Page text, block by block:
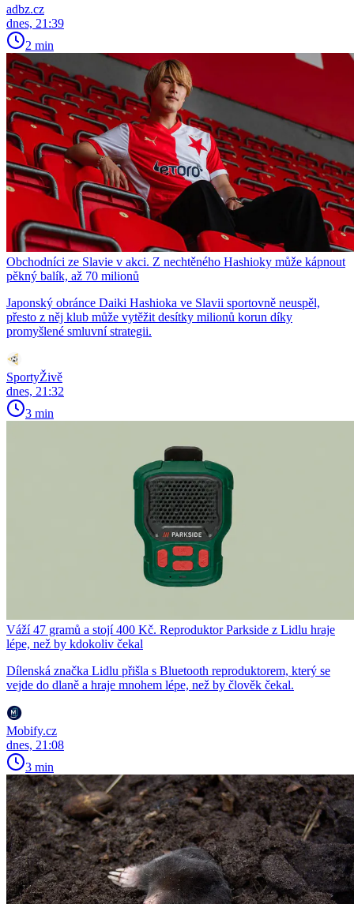
adbz.cz
dnes, 21:39
2 min
Obchodníci ze Slavie v akci. Z nechtěného Hashioky může kápnout
pěkný balík, až 70 milionů
Japonský obránce Daiki Hashioka ve Slavii sportovně neuspěl,
přesto z něj klub může vytěžit desítky milionů korun díky
promyšlené smluvní strategii.
SportyŽivě
dnes, 21:32
3 min
Váží 47 gramů a stojí 400 Kč. Reproduktor Parkside z Lidlu hraje
lépe, než by kdokoliv čekal
Dílenská značka Lidlu přišla s Bluetooth reproduktorem, který se
vejde do dlaně a hraje mnohem lépe, než by člověk čekal.
Mobify.cz
dnes, 21:08
3 min